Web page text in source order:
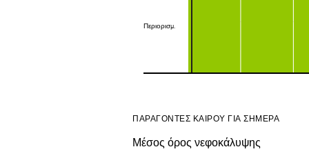
Περιορισμ.
Περιορισμ.
ΠΑΡΆΓΟΝΤΕΣ ΚΑΙΡΟΎ ΓΙΑ ΣΉΜΕΡΑ
Μέσος όρος νεφοκάλυψης